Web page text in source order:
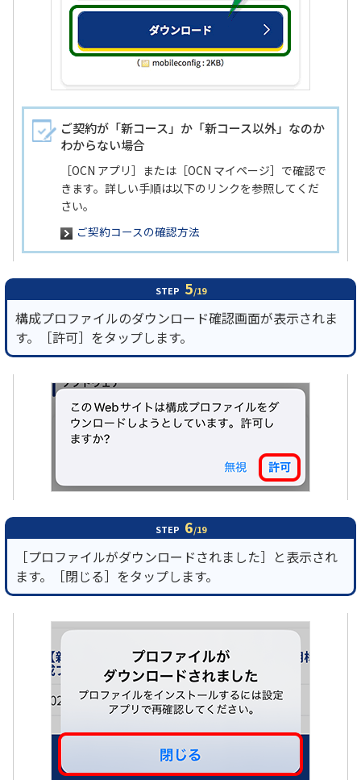
ご契約が「新コース」か「新コース以外」なのか
わからない場合
［OCN アプリ］または［OCN マイページ］で確認で
きます。詳しい手順は以下のリンクを参照してくだ
さい。
ご契約コースの確認方法
STEP 5/19
構成プロファイルのダウンロード確認画面が表示されま
す。［許可］をタップします。
STEP 6/19
［プロファイルがダウンロードされました］と表示され
ます。［閉じる］をタップします。